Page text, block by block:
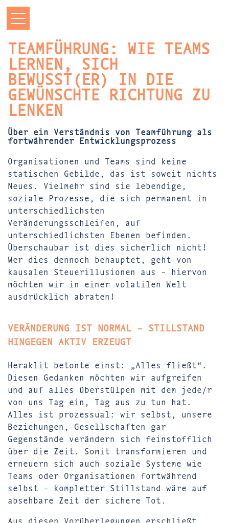
TEAMFÜHRUNG: WIE TEAMS
LERNEN, SICH
BEWUSST(ER) IN DIE
GEWÜNSCHTE RICHTUNG ZU
LENKEN
Über ein Verständnis von Teamführung als
fortwährender Entwicklungsprozess
Organisationen und Teams sind keine
statischen Gebilde, das ist soweit nichts
Neues. Vielmehr sind sie lebendige,
soziale Prozesse, die sich permanent in
unterschiedlichsten
Veränderungsschleifen, auf
unterschiedlichsten Ebenen befinden.
Überschaubar ist dies sicherlich nicht!
Wer dies dennoch behauptet, geht von
kausalen Steuerillusionen aus – hiervon
möchten wir in einer volatilen Welt
ausdrücklich abraten!
VERÄNDERUNG IST NORMAL - STILLSTAND
HINGEGEN AKTIV ERZEUGT
Heraklit betonte einst: „Alles fließt“.
Diesen Gedanken möchten wir aufgreifen
und auf alles überstülpen mit dem jede/r
von uns Tag ein, Tag aus zu tun hat.
Alles ist prozessual: wir selbst, unsere
Beziehungen, Gesellschaften gar
Gegenstände verändern sich feinstofflich
über die Zeit. Somit transformieren und
erneuern sich auch soziale Systeme wie
Teams oder Organisationen fortwährend
selbst – kompletter Stillstand wäre auf
absehbare Zeit der sichere Tot.
Aus diesen Vorüberlegungen erschließt